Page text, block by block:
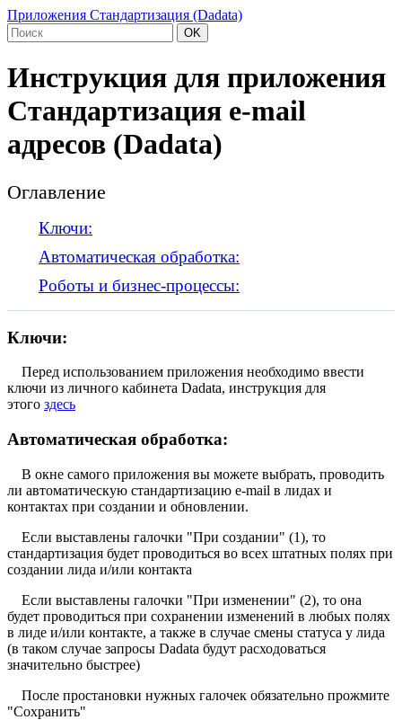
Приложения Стандартизация (Dadata)
OK
Инструкция для приложения
Стандартизация e-mail
адресов (Dadata)
Оглавление
Ключи:
Автоматическая обработка:
Роботы и бизнес-процессы:
Ключи:
Перед использованием приложения необходимо ввести
ключи из личного кабинета Dadata, инструкция для
этого здесь
Автоматическая обработка:
В окне самого приложения вы можете выбрать, проводить
ли автоматическую стандартизацию e-mail в лидах и
контактах при создании и обновлении.
Если выставлены галочки "При создании" (1), то
стандартизация будет проводиться во всех штатных полях при
создании лида и/или контакта
Если выставлены галочки "При изменении" (2), то она
будет проводиться при сохранении изменений в любых полях
в лиде и/или контакте, а также в случае смены статуса у лида
(в таком случае запросы Dadata будут расходоваться
значительно быстрее)
После простановки нужных галочек обязательно прожмите
"Сохранить"